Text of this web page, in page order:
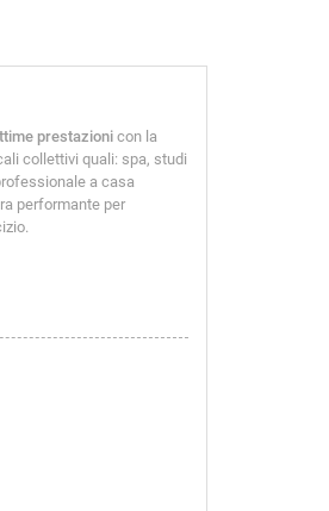
prestazioni con la
collettivi quali: spa, studi
a casa
performante per